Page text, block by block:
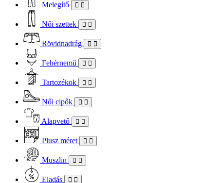
Melegítő
Női szettek
Rövidnadrág
Fehérnemű
Tartozékok
Női cipők
Alapvető
Plusz méret
Muszlin
Eladás